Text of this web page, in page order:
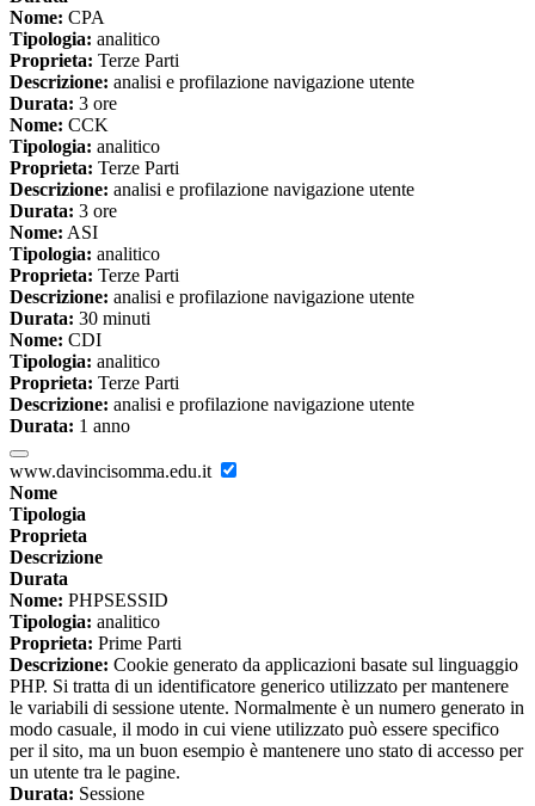
Nome: CPA
Tipologia: analitico
Proprieta: Terze Parti
Descrizione: analisi e profilazione navigazione utente
Durata: 3 ore
Nome: CCK
Tipologia: analitico
Proprieta: Terze Parti
Descrizione: analisi e profilazione navigazione utente
Durata: 3 ore
Nome: ASI
Tipologia: analitico
Proprieta: Terze Parti
Descrizione: analisi e profilazione navigazione utente
Durata: 30 minuti
Nome: CDI
Tipologia: analitico
Proprieta: Terze Parti
Descrizione: analisi e profilazione navigazione utente
Durata: 1 anno
www.davincisomma.edu.it
Nome
Tipologia
Proprieta
Descrizione
Durata
Nome: PHPSESSID
Tipologia: analitico
Proprieta: Prime Parti
Descrizione: Cookie generato da applicazioni basate sul linguaggio
PHP. Si tratta di un identificatore generico utilizzato per mantenere
le variabili di sessione utente. Normalmente è un numero generato in
modo casuale, il modo in cui viene utilizzato può essere specifico
per il sito, ma un buon esempio è mantenere uno stato di accesso per
un utente tra le pagine.
Durata: Sessione